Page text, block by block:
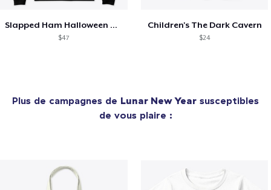
Slapped Ham Halloween Hoodie
$47
Children's The Dark Cavern
$24
Plus de campagnes de Lunar New Year susceptibles
de vous plaire :